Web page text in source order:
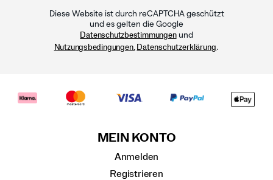
Diese Website ist durch reCAPTCHA geschützt
und es gelten die Google
Datenschutzbestimmungenund
Nutzungsbedingungen. Datenschutzerklärung.
MEIN KONTO
Anmelden
Registrieren